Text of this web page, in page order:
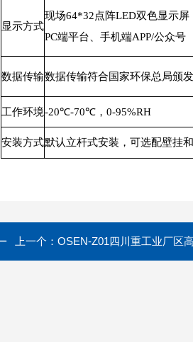
显示方式
现场64*32点阵LED双色显示屏
PC端平台、手机端APP/公众号
数据传输数据传输符合国家环保总局颁
工作环境-20℃-70℃，0-95%RH
安装方式默认立杆式安装，可选配壁挂
上一个：OSEN-Z01四川重工业厂区高噪声实时